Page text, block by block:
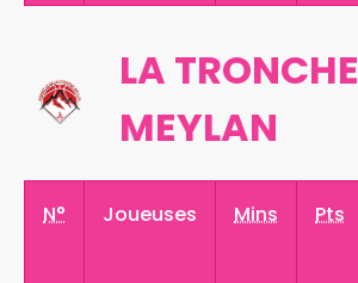
LA TRONCHE
MEYLAN
N° Joueuses Mins Pts